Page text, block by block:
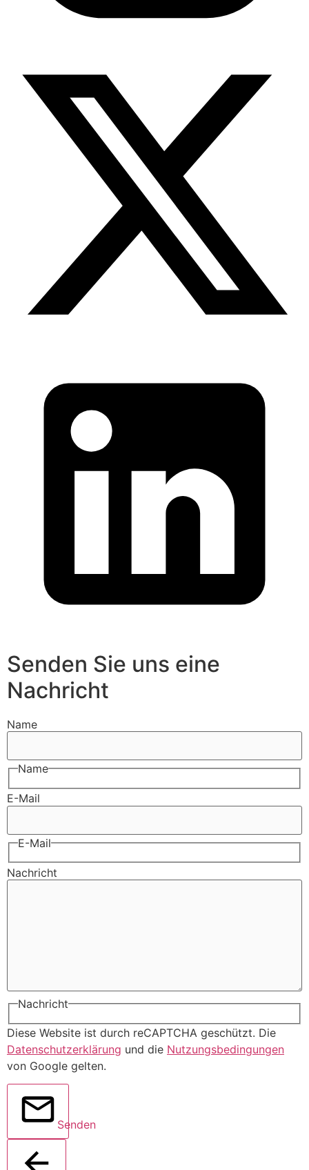
Senden Sie uns eine
Nachricht
Name
Name
E-Mail
E-Mail
Nachricht
Nachricht
Diese Website ist durch reCAPTCHA geschützt. Die
Datenschutzerklärung und die Nutzungsbedingungen
von Google gelten.
Senden